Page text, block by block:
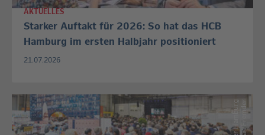
AKTUELLES
Starker Auftakt für 2026: So hat das HCB
Hamburg im ersten Halbjahr positioniert
21.07.2026